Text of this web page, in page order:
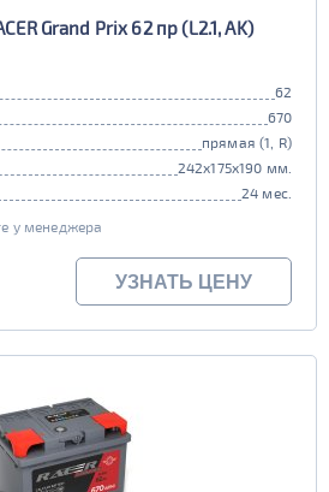
Grand Prix 62 пр (L2.1, AK)
62
670
прямая (1, R)
242x175x190 мм.
24 мес.
у менеджера
УЗНАТЬ ЦЕНУ